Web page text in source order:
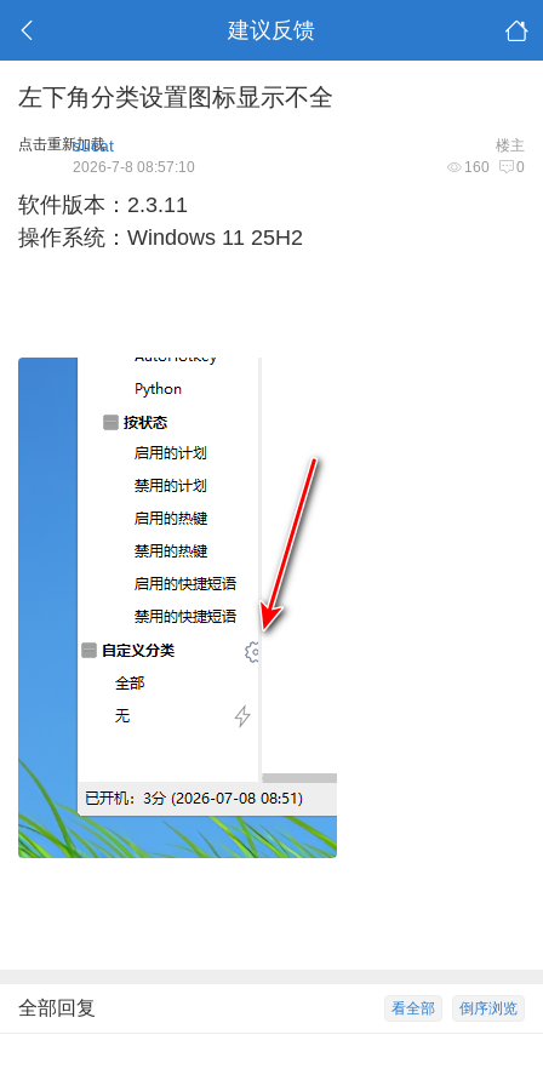
建议反馈
左下角分类设置图标显示不全
点击重新加载 楼主
sucat
160 0
2026-7-8 08:57:10
软件版本：2.3.11
操作系统：Windows 11 25H2
倒序浏览
看全部
全部回复